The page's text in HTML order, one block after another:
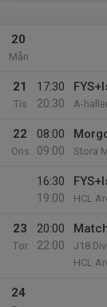
20
Mån
21
Tis
17:30
20:30
A-
22
Ons
08:00
09:00
Stora
16:30
19:00
HCL
23
Tor
20:00
22:00
J18
HCL
24